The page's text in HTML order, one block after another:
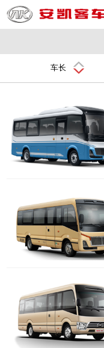
车长